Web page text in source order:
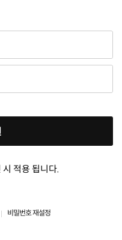
적용 됩니다.
비밀번호 재설정